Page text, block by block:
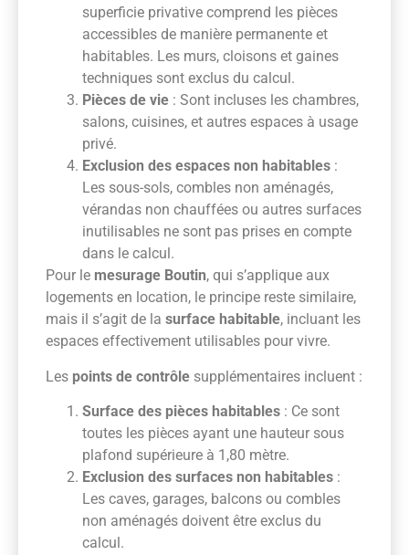
superficie privative comprend les pièces
accessibles de manière permanente et
habitables. Les murs, cloisons et gaines
techniques sont exclus du calcul.
Pièces de vie : Sont incluses les chambres,
salons, cuisines, et autres espaces à usage
privé.
Exclusion des espaces non habitables :
Les sous-sols, combles non aménagés,
vérandas non chauffées ou autres surfaces
inutilisables ne sont pas prises en compte
dans le calcul.
Pour le mesurage Boutin, qui s’applique aux
logements en location, le principe reste similaire,
mais il s’agit de la surface habitable, incluant les
espaces effectivement utilisables pour vivre.
Les points de contrôle supplémentaires incluent :
Surface des pièces habitables : Ce sont
toutes les pièces ayant une hauteur sous
plafond supérieure à 1,80 mètre.
Exclusion des surfaces non habitables :
Les caves, garages, balcons ou combles
non aménagés doivent être exclus du
calcul.